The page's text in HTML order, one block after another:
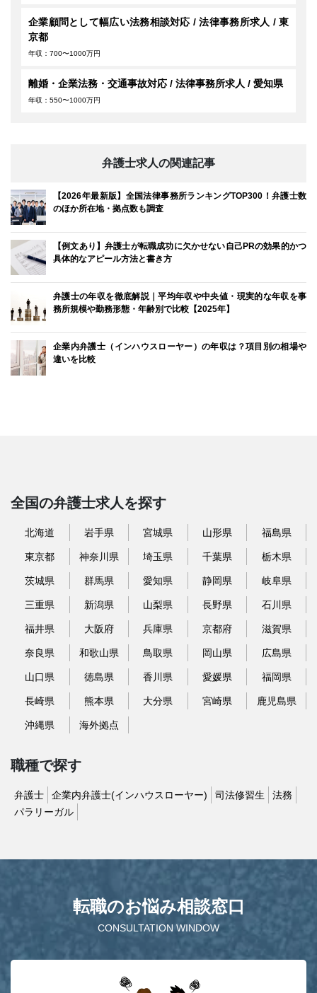
企業顧問として幅広い法務相談対応 / 法律事務所求人 / 東
京都
年収：700〜1000万円
離婚・企業法務・交通事故対応 / 法律事務所求人 / 愛知県
年収：550〜1000万円
弁護士求人の関連記事
【2026年最新版】全国法律事務所ランキングTOP300！弁護士数
のほか所在地・拠点数も調査
【例文あり】弁護士が転職成功に欠かせない自己PRの効果的かつ
具体的なアピール方法と書き方
弁護士の年収を徹底解説｜平均年収や中央値・現実的な年収を事
務所規模や勤務形態・年齢別で比較【2025年】
企業内弁護士（インハウスローヤー）の年収は？項目別の相場や
違いを比較
全国の弁護士求人を探す
北海道 岩手県 宮城県 山形県 福島県
東京都 神奈川県 埼玉県 千葉県 栃木県
茨城県 群馬県 愛知県 静岡県 岐阜県
三重県 新潟県 山梨県 長野県 石川県
福井県 大阪府 兵庫県 京都府 滋賀県
奈良県 和歌山県 鳥取県 岡山県 広島県
山口県 徳島県 香川県 愛媛県 福岡県
長崎県 熊本県 大分県 宮崎県 鹿児島県
沖縄県 海外拠点
職種で探す
弁護士 企業内弁護士(インハウスローヤー) 司法修習生
法務
パラリーガル
CONSULTATION WINDOW
転職のお悩み相談窓口